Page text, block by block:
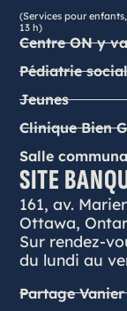
(Services pour
13 h)
Centre ON y
Pédiatrie
Jeunes
Clinique Bien
Salle
SITE
161, av. Marier
Ottawa,
Sur rendez-
du lundi au
Partage Vanier